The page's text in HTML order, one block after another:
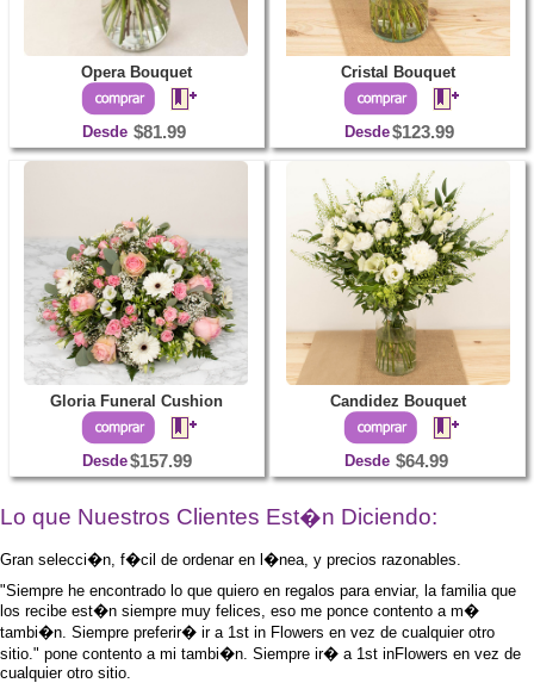
Opera Bouquet
Desde $81.99
Cristal Bouquet
Desde$123.99
Gloria Funeral Cushion
Desde$157.99
Candidez Bouquet
Desde $64.99
Lo que Nuestros Clientes Est�n Diciendo:
Gran selecci�n, f�cil de ordenar en l�nea, y precios razonables.
"Siempre he encontrado lo que quiero en regalos para enviar, la familia que
los recibe est�n siempre muy felices, eso me ponce contento a m�
tambi�n. Siempre preferir� ir a 1st in Flowers en vez de cualquier otro
sitio." pone contento a mi tambi�n. Siempre ir� a 1st inFlowers en vez de
cualquier otro sitio.